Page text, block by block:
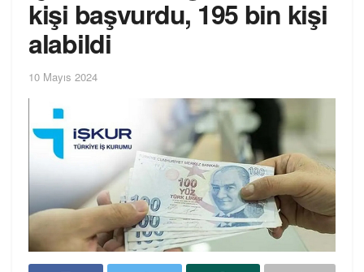
kişi başvurdu, 195 bin kişi
alabildi
10 Mayıs 2024